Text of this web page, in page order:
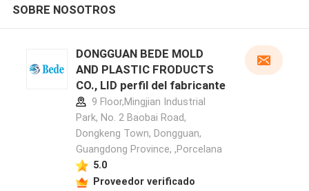
SOBRE NOSOTROS
DONGGUAN BEDE MOLD
AND PLASTIC FRODUCTS
CO., LID perfil del fabricante
9 Floor,Mingjian Industrial
Park, No. 2 Baobai Road,
Dongkeng Town, Dongguan,
Guangdong Province, ,Porcelana
5.0
Proveedor verificado